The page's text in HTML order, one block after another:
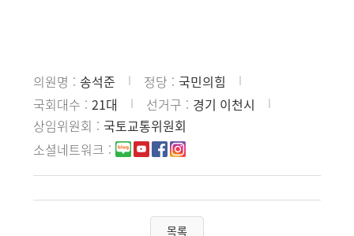
의원명 송석준 정당
국민의힘
국회대수
21대 선거구
경기 이천시
상임위원회
국토교통위원회
소셜네트워크
목록